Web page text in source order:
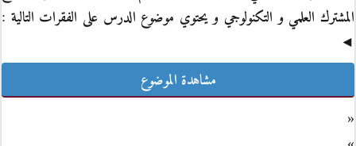
المشترك العلمي و التكنولوجي و يحتوي موضوع الدرس على الفقرات التالية :
◄
مشاهدة الموضوع
«